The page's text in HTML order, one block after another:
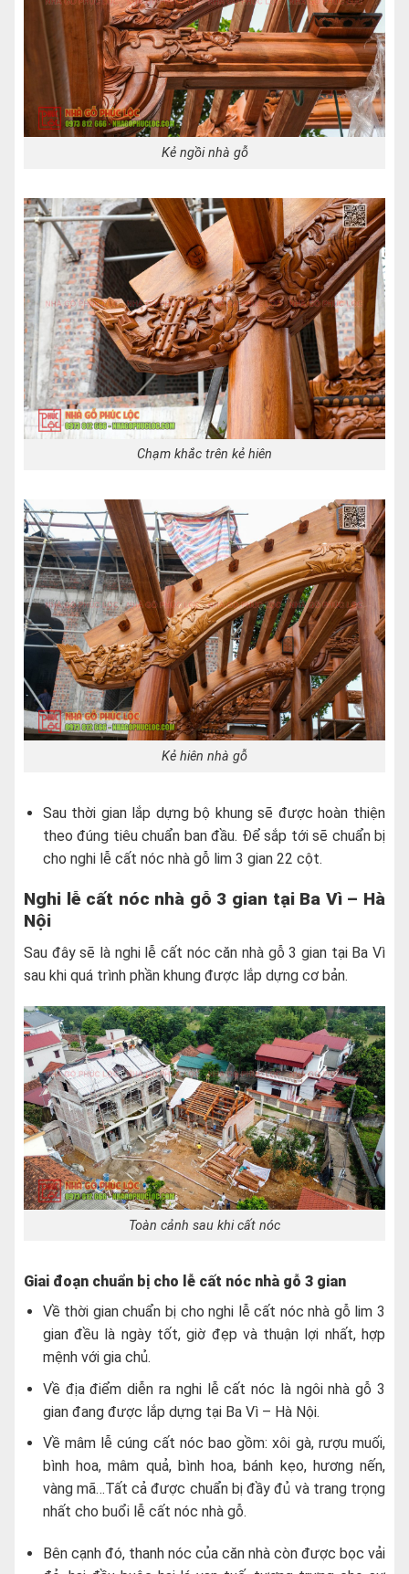
Kẻ ngồi nhà gỗ
Chạm khắc trên kẻ hiên
Kẻ hiên nhà gỗ
Sau thời gian lắp dựng bộ khung sẽ được hoàn thiện
theo đúng tiêu chuẩn ban đầu. Để sắp tới sẽ chuẩn bị
cho nghi lễ cất nóc nhà gỗ lim 3 gian 22 cột.
Nghi lễ cất nóc nhà gỗ 3 gian tại Ba Vì – Hà
Nội
Sau đây sẽ là nghi lễ cất nóc căn nhà gỗ 3 gian tại Ba Vì
sau khi quá trình phần khung được lắp dựng cơ bản.
Toàn cảnh sau khi cất nóc
Giai đoạn chuẩn bị cho lễ cất nóc nhà gỗ 3 gian
Về thời gian chuẩn bị cho nghi lễ cất nóc nhà gỗ lim 3
gian đều là ngày tốt, giờ đẹp và thuận lợi nhất, hợp
mệnh với gia chủ.
Về địa điểm diễn ra nghi lễ cất nóc là ngôi nhà gỗ 3
gian đang được lắp dựng tại Ba Vì – Hà Nội.
Về mâm lễ cúng cất nóc bao gồm: xôi gà, rượu muối,
bình hoa, mâm quả, bình hoa, bánh kẹo, hương nến,
vàng mã…Tất cả được chuẩn bị đầy đủ và trang trọng
nhất cho buổi lễ cất nóc nhà gỗ.
Bên cạnh đó, thanh nóc của căn nhà còn được bọc vải